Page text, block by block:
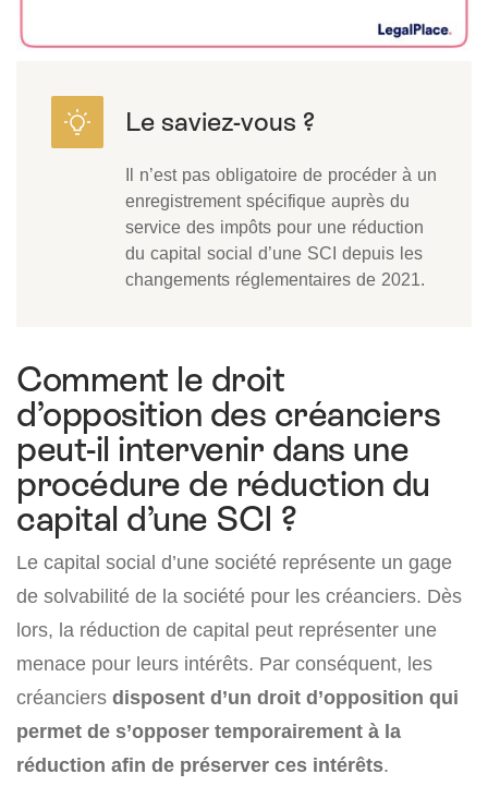
Il n’est pas obligatoire de procéder à un
enregistrement spécifique auprès du
service des impôts pour une réduction
du capital social d’une SCI depuis les
changements réglementaires de 2021.
Comment le droit
d’opposition des créanciers
peut-il intervenir dans une
procédure de réduction du
capital d’une SCI ?
Le capital social d’une société représente un gage
de solvabilité de la société pour les créanciers. Dès
lors, la réduction de capital peut représenter une
menace pour leurs intérêts. Par conséquent, les
créanciers disposent d’un droit d’opposition qui
permet de s’opposer temporairement à la
réduction afin de préserver ces intérêts.